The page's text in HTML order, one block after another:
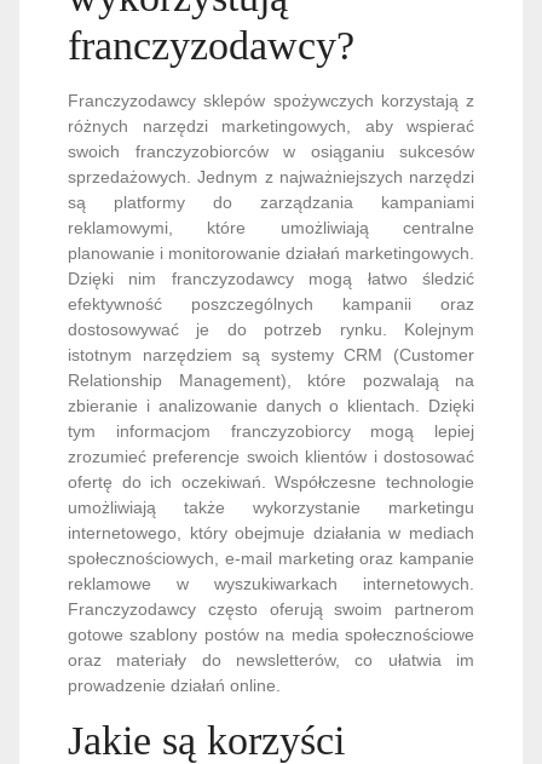
franczyzodawcy?
Franczyzodawcy sklepów spożywczych korzystają z
różnych narzędzi marketingowych, aby wspierać
swoich franczyzobiorców w osiąganiu sukcesów
sprzedażowych. Jednym z najważniejszych narzędzi
są platformy do zarządzania kampaniami
reklamowymi, które umożliwiają centralne
planowanie i monitorowanie działań marketingowych.
Dzięki nim franczyzodawcy mogą łatwo śledzić
efektywność poszczególnych kampanii oraz
dostosowywać je do potrzeb rynku. Kolejnym
istotnym narzędziem są systemy CRM (Customer
Relationship Management), które pozwalają na
zbieranie i analizowanie danych o klientach. Dzięki
tym informacjom franczyzobiorcy mogą lepiej
zrozumieć preferencje swoich klientów i dostosować
ofertę do ich oczekiwań. Współczesne technologie
umożliwiają także wykorzystanie marketingu
internetowego, który obejmuje działania w mediach
społecznościowych, e-mail marketing oraz kampanie
reklamowe w wyszukiwarkach internetowych.
Franczyzodawcy często oferują swoim partnerom
gotowe szablony postów na media społecznościowe
oraz materiały do newsletterów, co ułatwia im
prowadzenie działań online.
Jakie są korzyści